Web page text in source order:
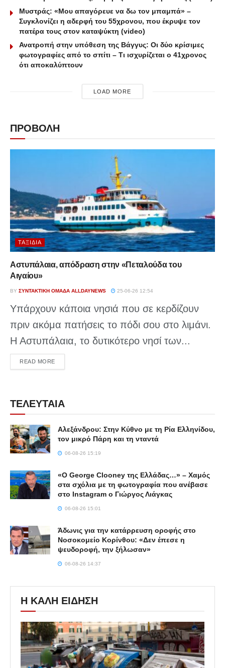
Μυστράς: «Μου απαγόρευε να δω τον μπαμπά» –
Συγκλονίζει η αδερφή του 55χρονου, που έκρυψε τον
πατέρα τους στον καταψύκτη (video)
Ανατροπή στην υπόθεση της Βάγγυς: Οι δύο κρίσιμες
φωτογραφίες από το σπίτι – Τι ισχυρίζεται ο 41χρονος
ότι αποκαλύπτουν
LOAD MORE
ΠΡΟΒΟΛΗ
ΤΑΞΊΔΙΑ
Αστυπάλαια, απόδραση στην «Πεταλούδα του
Αιγαίου»
BY ΣΥΝΤΑΚΤΙΚΉ ΟΜΆΔΑ ALLDAYNEWS 25-06-26 12:54
Υπάρχουν κάποια νησιά που σε κερδίζουν
πριν ακόμα πατήσεις το πόδι σου στο λιμάνι.
Η Αστυπάλαια, το δυτικότερο νησί των...
READ MOREDETAILS
ΤΕΛΕΥΤΑΙΑ
Αλεξάνδρου: Στην Κύθνο με τη Ρία Ελληνίδου,
τον μικρό Πάρη και τη νταντά
06-08-26 15:19
«Ο George Clooney της Ελλάδας…» – Χαμός
στα σχόλια με τη φωτογραφία που ανέβασε
στο Instagram ο Γιώργος Λιάγκας
06-08-26 15:01
Άδωνις για την κατάρρευση οροφής στο
Νοσοκομείο Κορίνθου: «Δεν έπεσε η
ψευδοροφή, την ξήλωσαν»
06-08-26 14:37
Η ΚΑΛΗ ΕΙΔΗΣΗ